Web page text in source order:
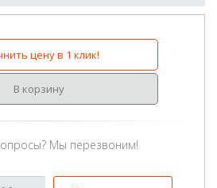
цену в 1 клик!
В корзину
Мы перезвоним!